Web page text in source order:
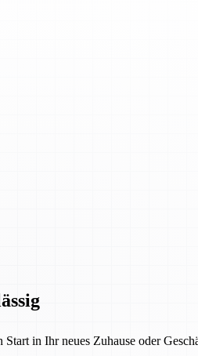
in Ihr neues Zuhause oder